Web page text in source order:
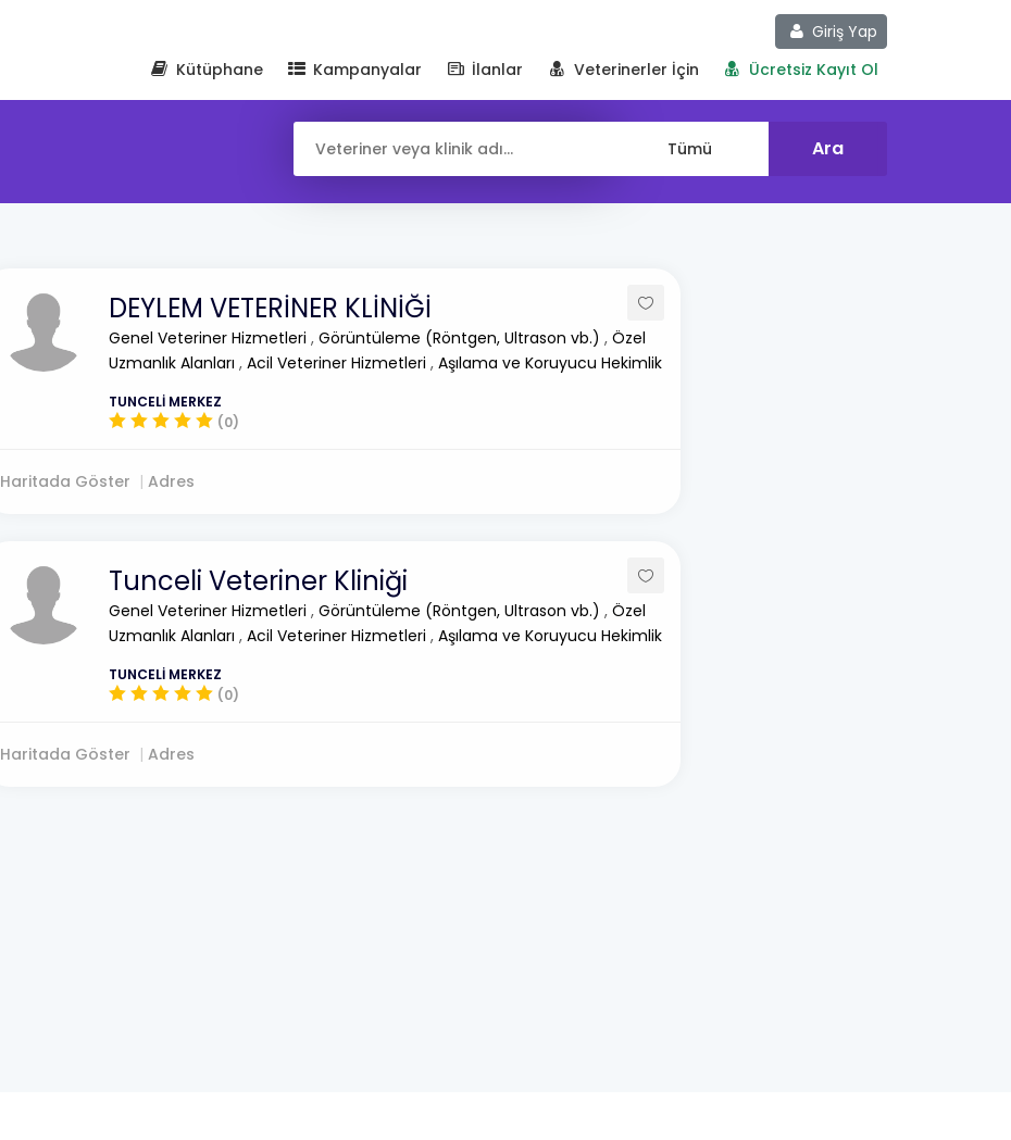
Giriş Yap
Kütüphane
Kampanyalar İlanlar Veterinerler İçin Ücretsiz Kayıt Ol
DEYLEM VETERİNER KLİNİĞİ
Genel Veteriner Hizmetleri , Görüntüleme (Röntgen, Ultrason vb.) , Özel
Uzmanlık Alanları , Acil Veteriner Hizmetleri , Aşılama ve Koruyucu Hekimlik
TUNCELİ MERKEZ
(0)
Haritada Göster Adres
Tunceli Veteriner Kliniği
Genel Veteriner Hizmetleri , Görüntüleme (Röntgen, Ultrason vb.) , Özel
Uzmanlık Alanları , Acil Veteriner Hizmetleri , Aşılama ve Koruyucu Hekimlik
TUNCELİ MERKEZ
(0)
Haritada Göster Adres